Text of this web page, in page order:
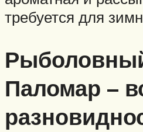
требуется для
Паломар –